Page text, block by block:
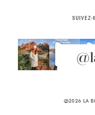
SUIVEZ-
@2026 LA